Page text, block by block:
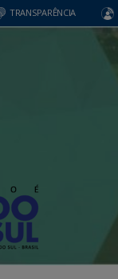
TRANSPARÊNCIA